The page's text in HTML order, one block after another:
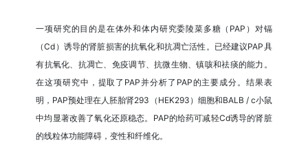
一项研究的目的是在体外和体内研究委陵菜多糖（PAP）对镉
（Cd）诱导的肾脏损害的抗氧化和抗凋亡活性。已经建议PAP具
有抗氧化、抗凋亡、免疫调节、抗微生物、镇咳和祛痰的能力。
在这项研究中，提取了PAP并分析了PAP的主要成分。结果表
明，PAP预处理在人胚胎肾293（HEK293）细胞和BALB / c小鼠
中均显著改善了氧化还原稳态。PAP的给药可减轻Cd诱导的肾脏
的线粒体功能障碍，变性和纤维化。